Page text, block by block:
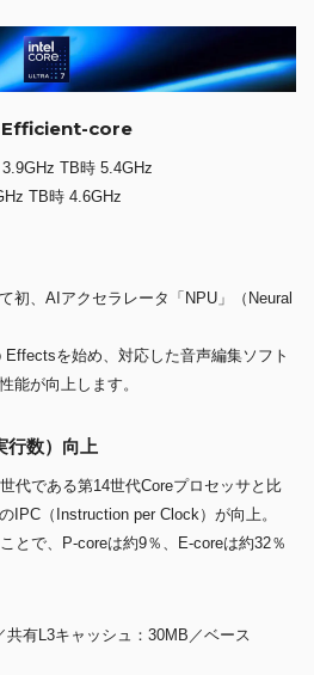
core
TB時 5.4GHz
TB時 4.6GHz
初、AIアクセラレータ「NPU」（Neural
を始め、対応した音声編集ソフト
能が向上します。
行数）向上
代である第14世代Coreプロセッサと比
IPC（Instruction per Clock）が向上。
とで、P-coreは約9％、E-coreは約32％
有L3キャッシュ：30MB／ベース